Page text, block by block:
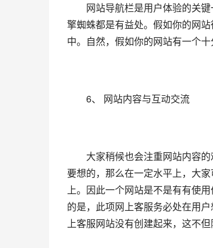
网站导航栏是用户体验的关键
擎蜘蛛都是有益处。假如你的网
中。自然，假如你的网站有一个
6、 网站内容与互动交流
大家稍候也会注重网站内容的
要想的，那么在一定水平上，大
上。因此一个网站是不是有有使
的是，此项网上客服务必处在用
上客服网站没有创建起来，这不